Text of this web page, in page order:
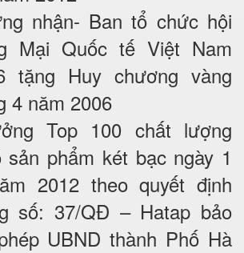
nhận- Ban tổ chức hội
Mại Quốc tế Việt Nam
tặng Huy chương vàng
4 năm 2006
Top 100 chất lượng
phẩm két bạc ngày 1
2012 theo quyết định
số: 37/QĐ – Hatap bảo
UBND thành Phố Hà